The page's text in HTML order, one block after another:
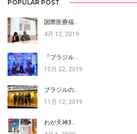
POPULAR POST
国際医療福…
4月 12, 2019
『ブラジル…
10月 22, 2019
ブラジルの…
11月 12, 2019
わが天神3…